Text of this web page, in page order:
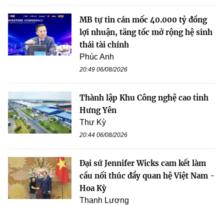
MB tự tin cán mốc 40.000 tỷ đồng
lợi nhuận, tăng tốc mở rộng hệ sinh
thái tài chính
Phúc Anh
20:49 06/08/2026
Thành lập Khu Công nghệ cao tỉnh
Hưng Yên
Thư Kỳ
20:44 06/08/2026
Đại sứ Jennifer Wicks cam kết làm
cầu nối thúc đẩy quan hệ Việt Nam -
Hoa Kỳ
Thanh Lương